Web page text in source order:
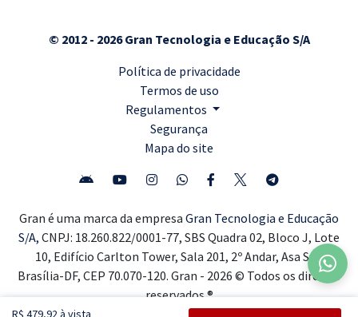
R$ 479,92 à vista
© 2012 - 2026 Gran Tecnologia e Educação S/A
Política de privacidade
Termos de uso
Regulamentos
Segurança
Mapa do site
Gran é uma marca da empresa Gran Tecnologia e Educação
S/A, CNPJ: 18.260.822/0001-77, SBS Quadra 02, Bloco J, Lote
10, Edifício Carlton Tower, Sala 201, 2º Andar, Asa Sul,
Brasília-DF, CEP 70.070-120. Gran - 2026 © Todos os direitos
reservados ®